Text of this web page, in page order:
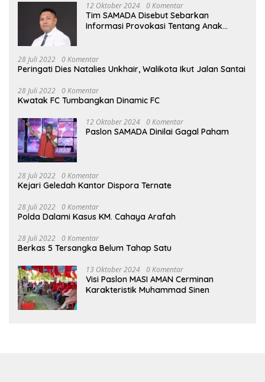
12 Oktober 2024 0 Komentar
Tim SAMADA Disebut Sebarkan
Informasi Provokasi Tentang Anak
28 Juli 2022 0 Komentar
Peringati Dies Natalies Unkhair, Walikota Ikut Jalan Santai
28 Juli 2022 0 Komentar
Kwatak FC Tumbangkan Dinamic FC
12 Oktober 2024 0 Komentar
Paslon SAMADA Dinilai Gagal Paham
28 Juli 2022 0 Komentar
Kejari Geledah Kantor Dispora Ternate
28 Juli 2022 0 Komentar
Polda Dalami Kasus KM. Cahaya Arafah
28 Juli 2022 0 Komentar
Berkas 5 Tersangka Belum Tahap Satu
13 Oktober 2024 0 Komentar
Visi Paslon MASI AMAN Cerminan
Karakteristik Muhammad Sinen